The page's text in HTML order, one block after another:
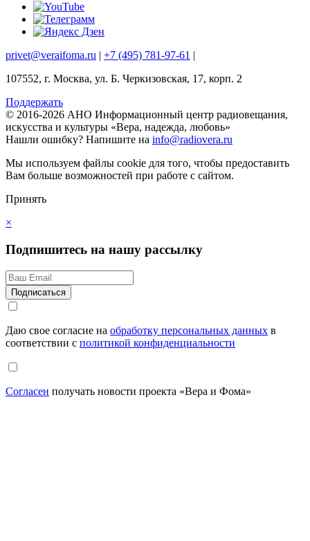
privet@veraifoma.ru +7 (495) 781-97-61
107552, г. Москва, ул. Б. Черкизовская, 17, корп. 2
Поддержать
© 2016-2026 АНО Информационный центр радиовещания,
искусства и культуры «Вера, надежда, любовь»
Нашли ошибку? Напишите на info@radiovera.ru
Мы используем файлы cookie для того, чтобы предоставить
Вам больше возможностей при работе с сайтом.
Принять
×
Подпишитесь на нашу рассылку
Даю свое согласие на обработку персональных данных в
соответствии с политикой конфиденциальности
Согласен получать новости проекта «Вера и Фома»